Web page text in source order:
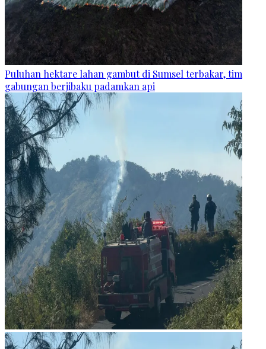
Puluhan hektare lahan gambut di Sumsel terbakar, tim
gabungan berjibaku padamkan api